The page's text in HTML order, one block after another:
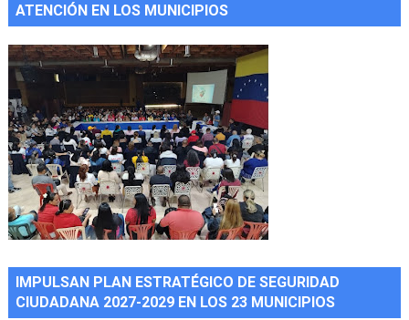
ATENCIÓN EN LOS MUNICIPIOS
IMPULSAN PLAN ESTRATÉGICO DE SEGURIDAD
CIUDADANA 2027-2029 EN LOS 23 MUNICIPIOS